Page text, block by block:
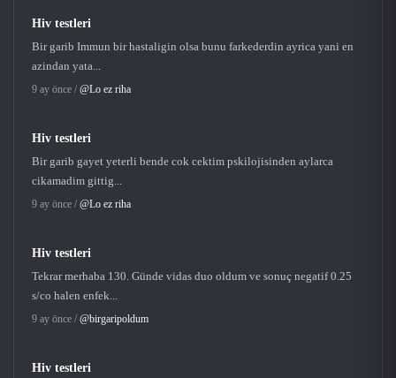
Hiv testleri
Bir garib Immun bir hastaligin olsa bunu farkederdin ayrica yani en
azindan yata...
9 ay önce / @Lo ez riha
Hiv testleri
Bir garib gayet yeterli bende cok cektim pskilojisinden aylarca
cikamadim gittig...
9 ay önce / @Lo ez riha
Hiv testleri
Tekrar merhaba 130. Günde vidas duo oldum ve sonuç negatif 0.25
s/co halen enfek...
9 ay önce / @birgaripoldum
Hiv testleri